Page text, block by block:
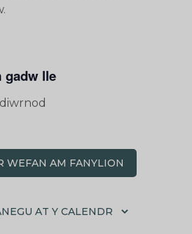
gadw lle
WEFAN AM FANYLION
AT Y CALENDR